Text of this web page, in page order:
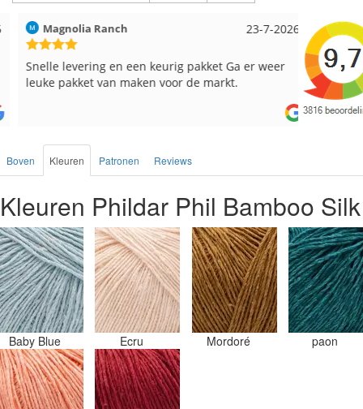
23-7-2026
Magnolia Ranch
Snelle levering en een keurig pakket Ga er weer
leuke pakket van maken voor de markt.
Hilde uit
Reeds
besteld,
Boven Kleuren Patronen Reviews
Kleuren Phildar Phil Bamboo Silk
Baby Blue Ecru Mordoré paon